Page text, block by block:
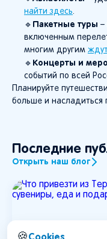
найти здесь.
🔹 Пакетные туры –
включенным
многим другим
🔹 Концерты и
событий по всей
Планируйте
больше и насладиться
Последние
Открыть наш блог
Cookies